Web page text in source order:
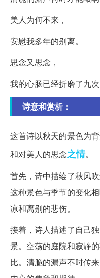
美人为何不来，
安慰我多年的别离。
思念又思念，
我的心肠已经折磨了九次
诗意和赏析：
这首诗以秋天的景色为
和对美人的思念之情。
首先，诗中描绘了秋风
这种景色与季节的变化
凉和离别的悲伤。
接着，诗人描述了自己
景。空荡的庭院和寂静
比。清脆的漏声不时传